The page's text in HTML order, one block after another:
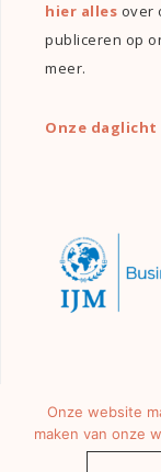
hier alles over
publiceren op
meer.
Onze
Onze website
maken van onze